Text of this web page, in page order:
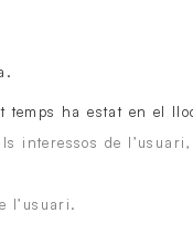
temps ha estat en el
interessos de
l’usuari.